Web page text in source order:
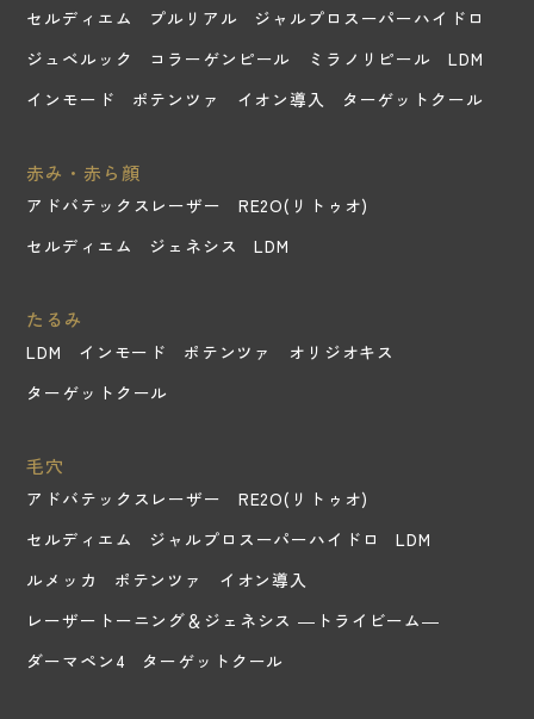
セルディエム
プルリアル
ジャルプロスーパーハイドロ
ジュベルック
コラーゲンピール ミラノリピール
LDM
インモード
ポテンツァ イオン導入 ターゲットクール
赤み・赤ら顔
アドバテックスレーザー
RE2O(リトゥオ)
セルディエム
ジェネシス LDM
たるみ
LDM インモード ポテンツァ
オリジオキス
ターゲットクール
毛穴
アドバテックスレーザー
RE2O(リトゥオ)
セルディエム
ジャルプロスーパーハイドロ
LDM
ルメッカ
ポテンツァ
イオン導入
レーザートーニング＆ジェネシス ―トライビーム―
ダーマペン4
ターゲットクール